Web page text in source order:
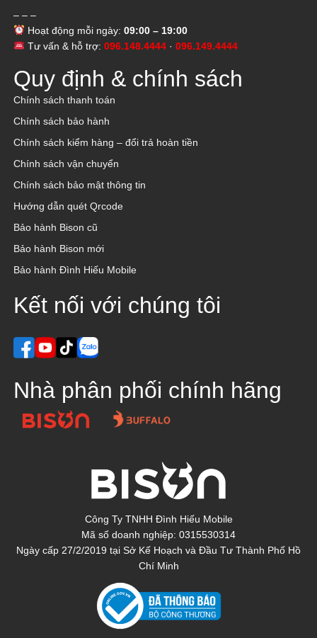
Công Ty TNHH Đình Hiếu Mobile
Mã số doanh nghiệp: 0315530314
Ngày cấp 27/2/2019 tại Sở Kế Hoạch và Đầu Tư Thành Phố Hồ
Chí Minh
– – –
Hoạt động mỗi ngày: 09:00 – 19:00
Tư vấn & hỗ trợ: 096.148.4444· 096.149.4444
Quy định & chính sách
Chính sách thanh toán
Chính sách bảo hành
Chính sách kiểm hàng – đổi trả hoàn tiền
Chính sách vận chuyển
Chính sách bảo mật thông tin
Hướng dẫn quét Qrcode
Bảo hành Bison cũ
Bảo hành Bison mới
Bảo hành Đình Hiếu Mobile
Kết nối với chúng tôi
Nhà phân phối chính hãng